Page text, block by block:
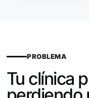
PROBLEMA
Tu clínica